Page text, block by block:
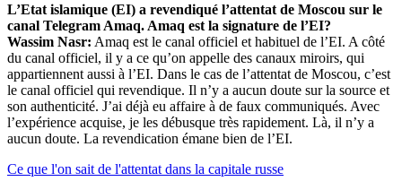
L’Etat islamique (EI) a revendiqué l’attentat de Moscou sur le
canal Telegram Amaq. Amaq est la signature de l’EI?
Wassim Nasr: Amaq est le canal officiel et habituel de l’EI. A côté
du canal officiel, il y a ce qu’on appelle des canaux miroirs, qui
appartiennent aussi à l’EI. Dans le cas de l’attentat de Moscou, c’est
le canal officiel qui revendique. Il n’y a aucun doute sur la source et
son authenticité. J’ai déjà eu affaire à de faux communiqués. Avec
l’expérience acquise, je les débusque très rapidement. Là, il n’y a
aucun doute. La revendication émane bien de l’EI.
Ce que l'on sait de l'attentat dans la capitale russe